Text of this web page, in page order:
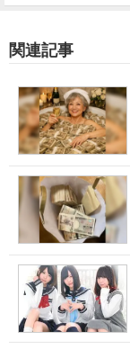
関連記事